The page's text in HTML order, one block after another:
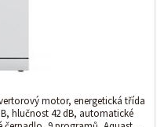
motor, energetická třída
hlučnost 42 dB, automatické